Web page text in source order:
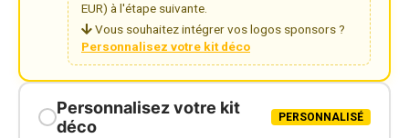
EUR) à l'étape suivante.
Vous souhaitez intégrer vos logos sponsors ?
Personnalisez votre kit déco
Personnalisez votre kit
déco
PERSONNALISÉ